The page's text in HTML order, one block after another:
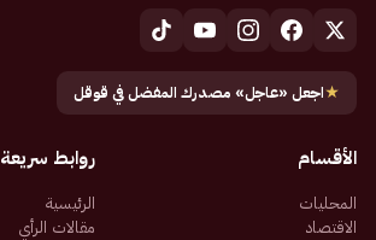
★اجعل «عاجل» مصدرك المفضل في قوقل
الأقسام
المحليات
الاقتصاد
روابط سريعة
الرئيسية
مقالات الرأي